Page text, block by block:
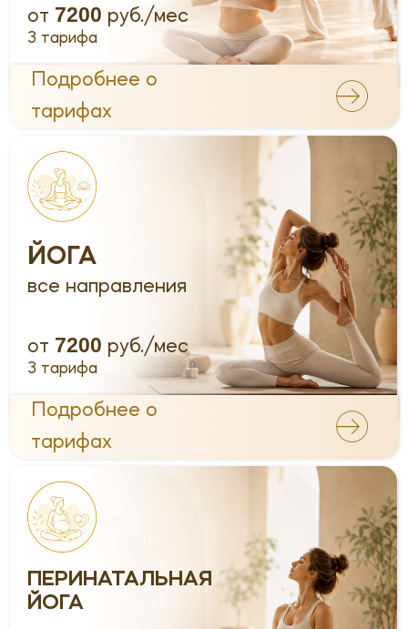
ЦИГУН
7920
оздоровительный
тарифах
ЦИГУН
+ТАЙЦЗИЦЮАНЬ
3 тарифа
все направления
Подробнее о
тарифах